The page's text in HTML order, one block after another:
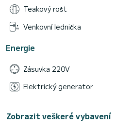
Teakový rošt
Venkovní lednička
Energie
Zásuvka 220V
Elektrický generator
Zobrazit veškeré vybavení